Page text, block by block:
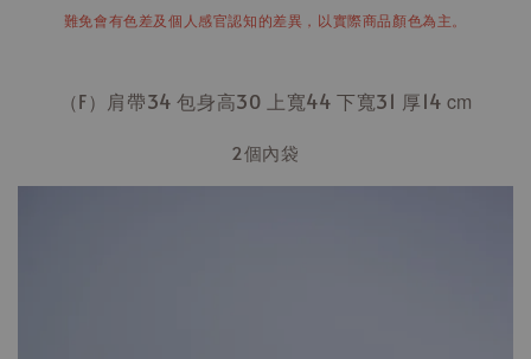
難免會有色差及個人感官認知的差異，以實際商品顏色為主。
（F）肩帶34 包身高30 上寬44 下寬31 厚14 cm
2個內袋